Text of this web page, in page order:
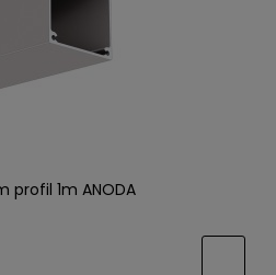
profil 1m ANODA